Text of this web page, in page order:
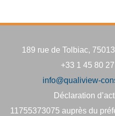
189 rue de Tolbiac,
+33 1 45 80 27
info@qualiview-
Déclaration
11755373075 auprès du